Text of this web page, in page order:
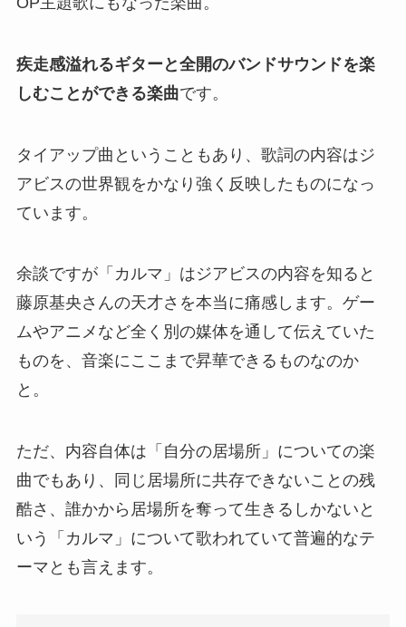
疾走感溢れるギターと全開のバンドサウンドを楽
しむことができる楽曲です。
タイアップ曲ということもあり、歌詞の内容はジ
アビスの世界観をかなり強く反映したものになっ
ています。
余談ですが「カルマ」はジアビスの内容を知ると
藤原基央さんの天才さを本当に痛感します。ゲー
ムやアニメなど全く別の媒体を通して伝えていた
ものを、音楽にここまで昇華できるものなのか
と。
ただ、内容自体は「自分の居場所」についての楽
曲でもあり、同じ居場所に共存できないことの残
酷さ、誰かから居場所を奪って生きるしかないと
いう「カルマ」について歌われていて普遍的なテ
ーマとも言えます。